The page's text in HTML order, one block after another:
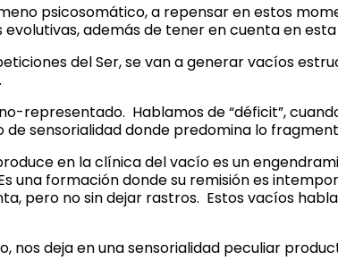
psicosomático, a repensar en estos
además de tener en cuenta en
del Ser, se van a generar vacíos
representado. Hablamos de “déficit”,
sensorialidad donde predomina lo
en la clínica del vacío es un
una formación donde su remisión es
pero no sin dejar rastros. Estos vacíos
nos deja en una sensorialidad peculiar